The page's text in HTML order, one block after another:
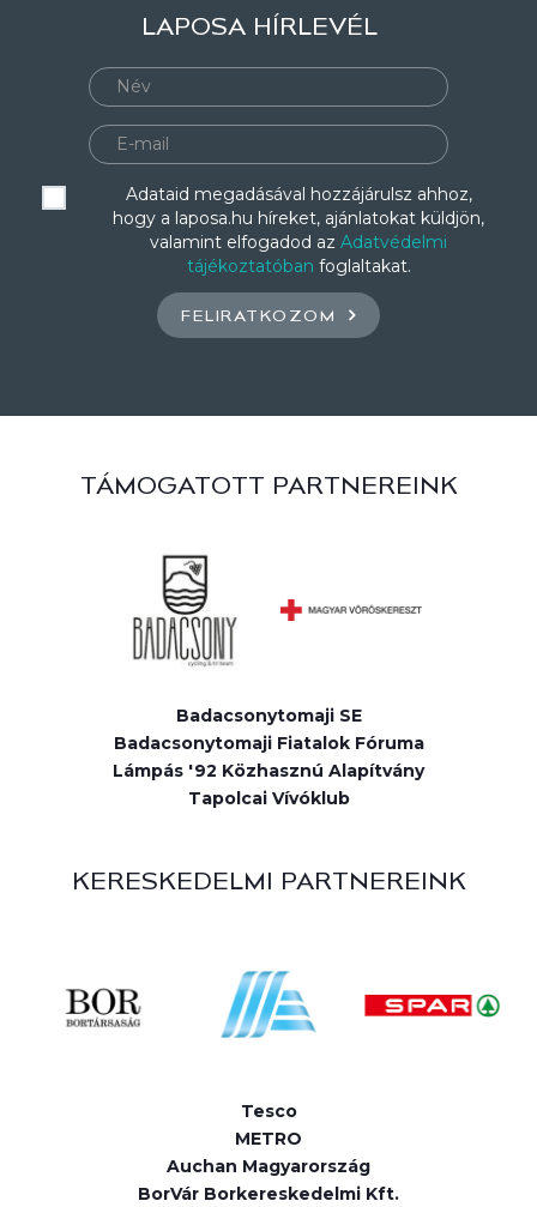
LAPOSA HÍRLEVÉL
Adataid megadásával hozzájárulsz ahhoz,
hogy a laposa.hu híreket, ajánlatokat küldjön,
valamint elfogadod az Adatvédelmi
tájékoztatóban foglaltakat.
FELIRATKOZOM
TÁMOGATOTT PARTNEREINK
Badacsonytomaji SE
Badacsonytomaji Fiatalok Fóruma
Lámpás '92 Közhasznú Alapítvány
Tapolcai Vívóklub
KERESKEDELMI PARTNEREINK
Tesco
METRO
Auchan Magyarország
BorVár Borkereskedelmi Kft.